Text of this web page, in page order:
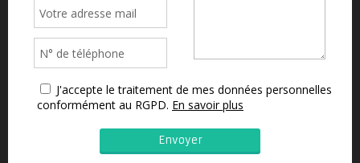
J'accepte le traitement de mes données personnelles
conformément au RGPD. En savoir plus